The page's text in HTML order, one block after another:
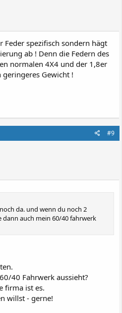
spezifisch sondern hägt
ab ! Denn die Federn des
normalen 4X4 und der 1,8er
Gewicht !
#9
da. und wenn du noch 2
auch mein 60/40 fahrwerk
40 Fahrwerk aussieht?
firma ist es.
willst - gerne!